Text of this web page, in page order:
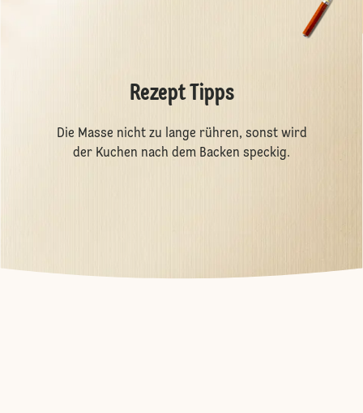
Rezept Tipps
Die Masse nicht zu lange rühren, sonst wird
der Kuchen nach dem Backen speckig.